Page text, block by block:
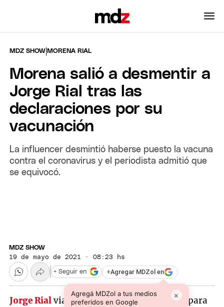
MDZ SHOW |MORENA RIAL
Morena salió a desmentir a
Jorge Rial tras las
declaraciones por su
vacunación
La influencer desmintió haberse puesto la vacuna
contra el coronavirus y el periodista admitió que
se equivocó.
MDZ SHOW
19 de mayo de 2021 · 08:23 hs
+Agregar MDZol en
Agregá MDZol a tus medios
preferidos en Google
×
+ Seguir en
Jorge Rialviajó a Miami el pasado viernes para